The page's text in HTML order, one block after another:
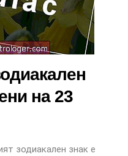
на 23
зодиакален знак е